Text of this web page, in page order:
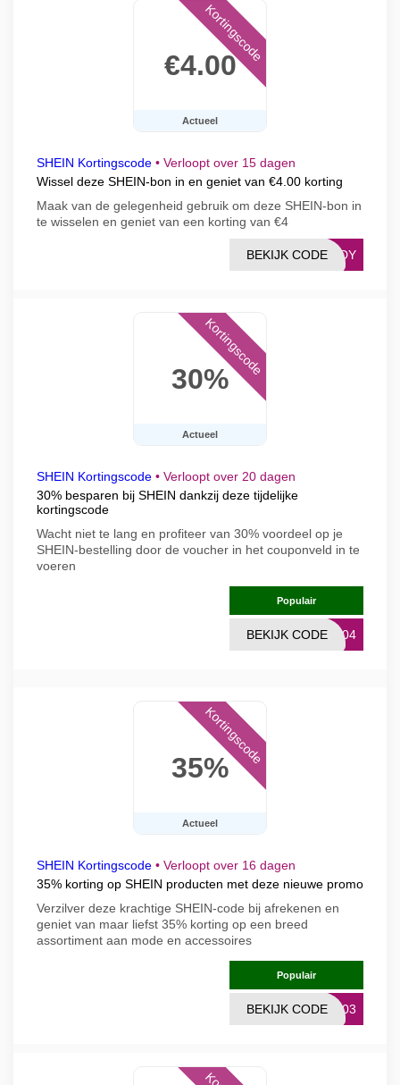
€4.00
Actueel
Kortingscode
SHEIN Kortingscode • Verloopt over 15 dagen
Wissel deze SHEIN-bon in en geniet van €4.00 korting
Maak van de gelegenheid gebruik om deze SHEIN-bon in
te wisselen en geniet van een korting van €4
NLDY
BEKIJK CODE
30%
Actueel
Kortingscode
SHEIN Kortingscode • Verloopt over 20 dagen
30% besparen bij SHEIN dankzij deze tijdelijke
kortingscode
Wacht niet te lang en profiteer van 30% voordeel op je
SHEIN-bestelling door de voucher in het couponveld in te
voeren
Populair
0004
BEKIJK CODE
35%
Actueel
Kortingscode
SHEIN Kortingscode • Verloopt over 16 dagen
35% korting op SHEIN producten met deze nieuwe promo
Verzilver deze krachtige SHEIN-code bij afrekenen en
geniet van maar liefst 35% korting op een breed
assortiment aan mode en accessoires
Populair
0003
BEKIJK CODE